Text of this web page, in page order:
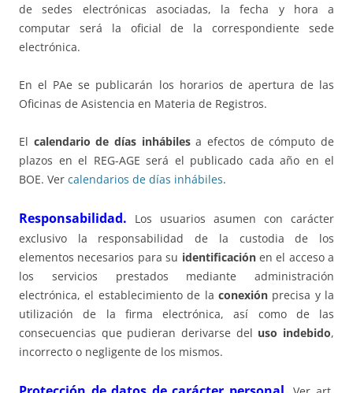
de sedes electrónicas asociadas, la fecha y hora a
computar será la oficial de la correspondiente sede
electrónica.
En el PAe se publicarán los horarios de apertura de las
Oficinas de Asistencia en Materia de Registros.
El calendario de días inhábilesa efectos de cómputo de
plazos en el REG-AGE será el publicado cada año en el
BOE. Ver calendarios de días inhábiles.
Responsabilidad.
Los usuarios asumen con carácter
exclusivo la responsabilidad de la custodia de los
elementos necesarios para su identificaciónen el acceso a
los servicios prestados mediante administración
electrónica, el establecimiento de la conexiónprecisa y la
utilización de la firma electrónica, así como de las
consecuencias que pudieran derivarse del uso indebido,
incorrecto o negligente de los mismos.